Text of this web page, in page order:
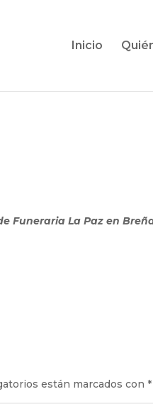
Inicio
Funeraria La Paz en
están marcados con*